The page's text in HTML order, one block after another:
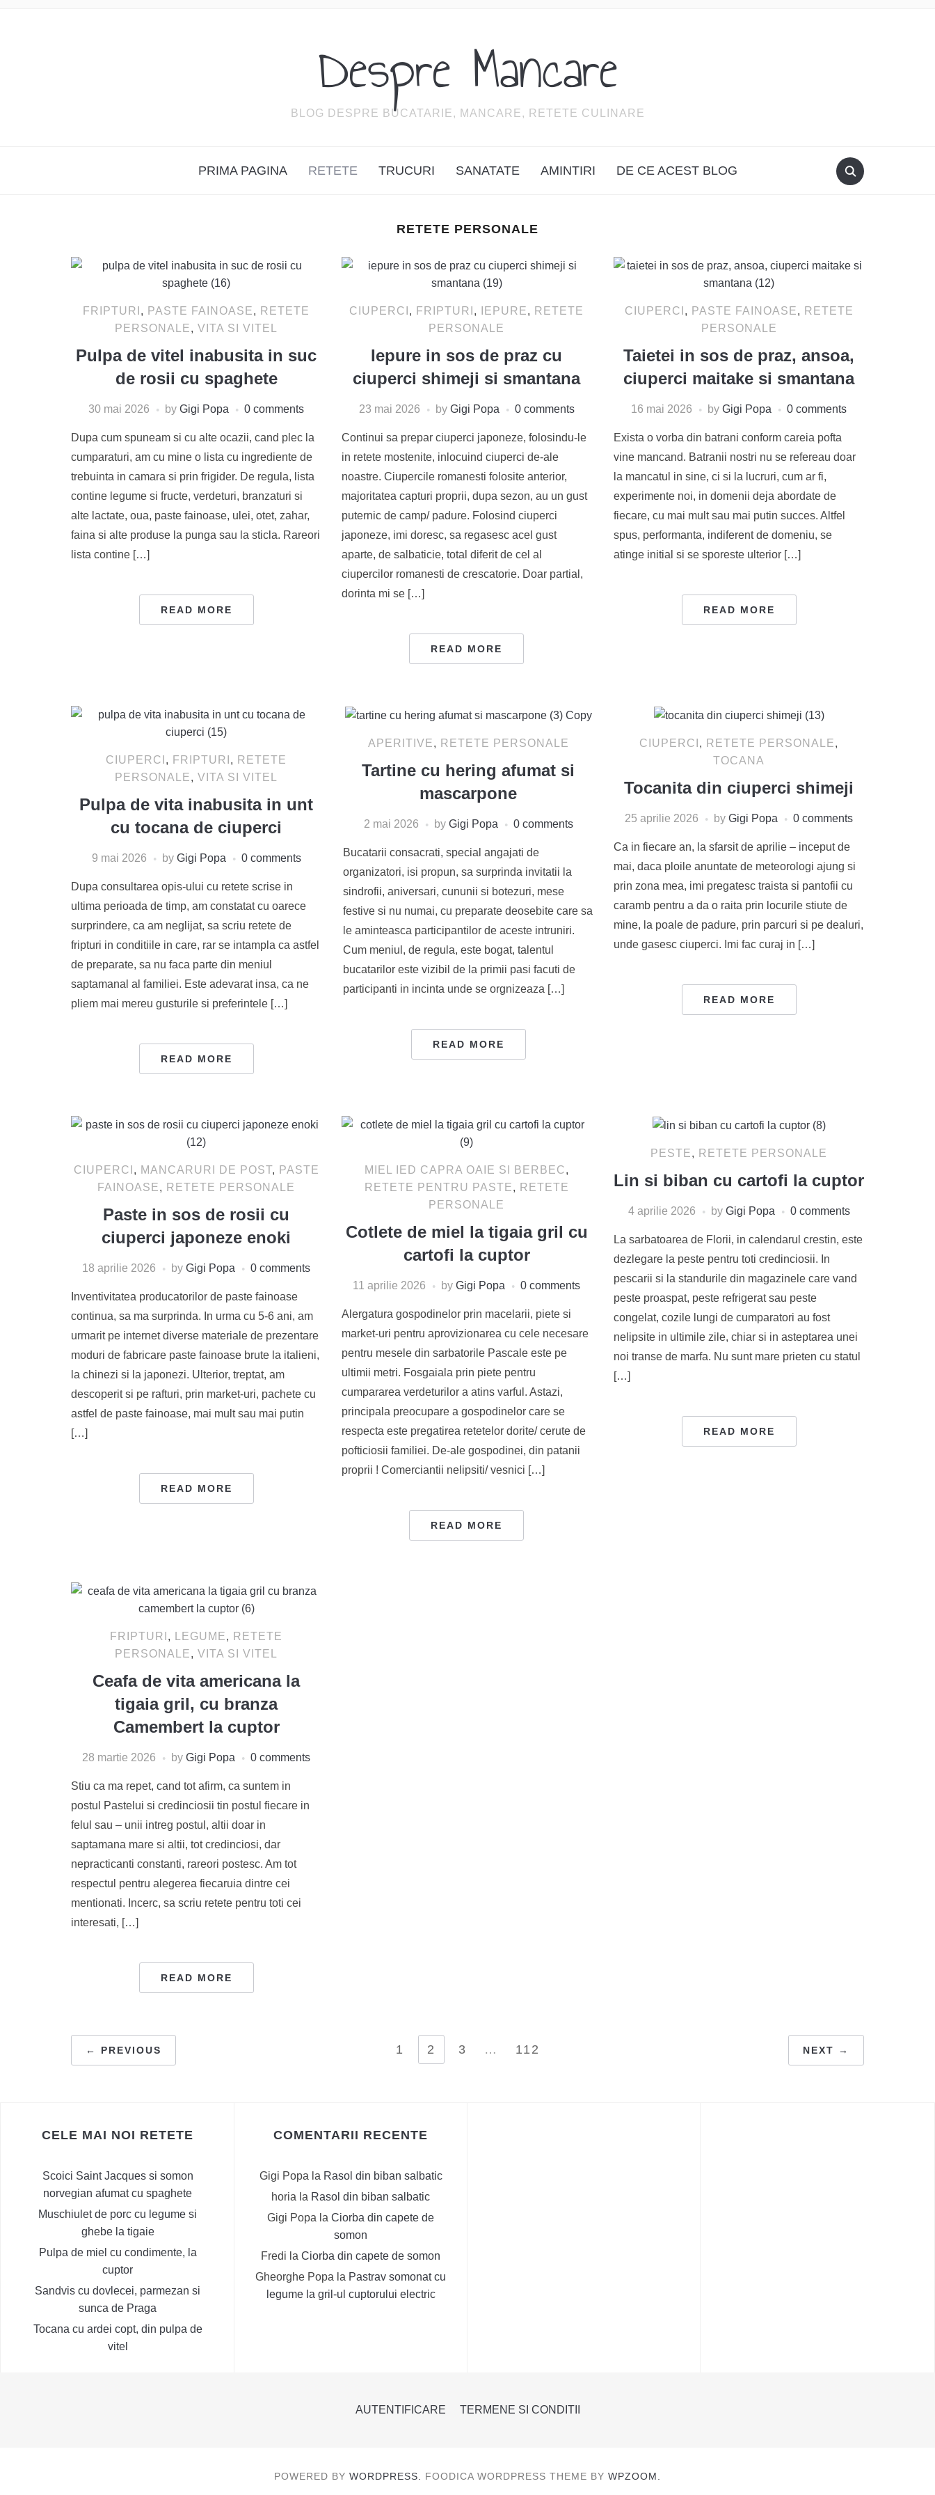
Despre Mancare
BLOG DESPRE BUCATARIE, MANCARE, RETETE CULINARE
PRIMA PAGINA RETETE TRUCURI SANATATE AMINTIRI DE CE ACEST BLOG
RETETE PERSONALE
FRIPTURI , PASTE FAINOASE, RETETE
PERSONALE, VITA SI VITEL
Pulpa de vitel inabusita in suc
de rosii cu spaghete
30 mai 2026 by Gigi Popa 0 comments
Dupa cum spuneam si cu alte ocazii, cand plec la
cumparaturi, am cu mine o lista cu ingrediente de
trebuinta in camara si prin frigider. De regula, lista
contine legume si fructe, verdeturi, branzaturi si
alte lactate, oua, paste fainoase, ulei, otet, zahar,
faina si alte produse la punga sau la sticla. Rareori
lista contine […]
READ MORE
CIUPERCI , FRIPTURI , IEPURE, RETETE
PERSONALE
Iepure in sos de praz cu
ciuperci shimeji si smantana
23 mai 2026 by Gigi Popa 0 comments
Continui sa prepar ciuperci japoneze, folosindu-le
in retete mostenite, inlocuind ciuperci de-ale
noastre. Ciupercile romanesti folosite anterior,
majoritatea capturi proprii, dupa sezon, au un gust
puternic de camp/ padure. Folosind ciuperci
japoneze, imi doresc, sa regasesc acel gust
aparte, de salbaticie, total diferit de cel al
ciupercilor romanesti de crescatorie. Doar partial,
dorinta mi se […]
READ MORE
CIUPERCI , PASTE FAINOASE, RETETE
PERSONALE
Taietei in sos de praz, ansoa,
ciuperci maitake si smantana
16 mai 2026 by Gigi Popa 0 comments
Exista o vorba din batrani conform careia pofta
vine mancand. Batranii nostri nu se refereau doar
la mancatul in sine, ci si la lucruri, cum ar fi,
experimente noi, in domenii deja abordate de
fiecare, cu mai mult sau mai putin succes. Altfel
spus, performanta, indiferent de domeniu, se
atinge initial si se sporeste ulterior […]
READ MORE
CIUPERCI , FRIPTURI , RETETE
PERSONALE, VITA SI VITEL
Pulpa de vita inabusita in unt
cu tocana de ciuperci
9 mai 2026 by Gigi Popa 0 comments
Dupa consultarea opis-ului cu retete scrise in
ultima perioada de timp, am constatat cu oarece
surprindere, ca am neglijat, sa scriu retete de
fripturi in conditiile in care, rar se intampla ca astfel
de preparate, sa nu faca parte din meniul
saptamanal al familiei. Este adevarat insa, ca ne
pliem mai mereu gusturile si preferintele […]
READ MORE
APERITIVE, RETETE PERSONALE
Tartine cu hering afumat si
mascarpone
2 mai 2026 by Gigi Popa 0 comments
Bucatarii consacrati, special angajati de
organizatori, isi propun, sa surprinda invitatii la
sindrofii, aniversari, cununii si botezuri, mese
festive si nu numai, cu preparate deosebite care sa
le aminteasca participantilor de aceste intruniri.
Cum meniul, de regula, este bogat, talentul
bucatarilor este vizibil de la primii pasi facuti de
participanti in incinta unde se orgnizeaza […]
READ MORE
CIUPERCI , RETETE PERSONALE,
TOCANA
Tocanita din ciuperci shimeji
25 aprilie 2026 by Gigi Popa 0 comments
Ca in fiecare an, la sfarsit de aprilie – inceput de
mai, daca ploile anuntate de meteorologi ajung si
prin zona mea, imi pregatesc traista si pantofii cu
caramb pentru a da o raita prin locurile stiute de
mine, la poale de padure, prin parcuri si pe dealuri,
unde gasesc ciuperci. Imi fac curaj in […]
READ MORE
CIUPERCI , MANCARURI DE POST, PASTE
FAINOASE, RETETE PERSONALE
Paste in sos de rosii cu
ciuperci japoneze enoki
18 aprilie 2026 by Gigi Popa 0 comments
Inventivitatea producatorilor de paste fainoase
continua, sa ma surprinda. In urma cu 5-6 ani, am
urmarit pe internet diverse materiale de prezentare
moduri de fabricare paste fainoase brute la italieni,
la chinezi si la japonezi. Ulterior, treptat, am
descoperit si pe rafturi, prin market-uri, pachete cu
astfel de paste fainoase, mai mult sau mai putin
[…]
READ MORE
MIEL IED CAPRA OAIE SI BERBEC,
RETETE PENTRU PASTE, RETETE
PERSONALE
Cotlete de miel la tigaia gril cu
cartofi la cuptor
11 aprilie 2026 byGigi Popa 0 comments
Alergatura gospodinelor prin macelarii, piete si
market-uri pentru aprovizionarea cu cele necesare
pentru mesele din sarbatorile Pascale este pe
ultimii metri. Fosgaiala prin piete pentru
cumpararea verdeturilor a atins varful. Astazi,
principala preocupare a gospodinelor care se
respecta este pregatirea retetelor dorite/ cerute de
pofticiosii familiei. De-ale gospodinei, din patanii
proprii ! Comerciantii nelipsiti/ vesnici […]
READ MORE
PESTE, RETETE PERSONALE
Lin si biban cu cartofi la cuptor
4 aprilie 2026 by Gigi Popa 0 comments
La sarbatoarea de Florii, in calendarul crestin, este
dezlegare la peste pentru toti credinciosii. In
pescarii si la standurile din magazinele care vand
peste proaspat, peste refrigerat sau peste
congelat, cozile lungi de cumparatori au fost
nelipsite in ultimile zile, chiar si in asteptarea unei
noi transe de marfa. Nu sunt mare prieten cu statul
[…]
READ MORE
FRIPTURI , LEGUME, RETETE
PERSONALE, VITA SI VITEL
Ceafa de vita americana la
tigaia gril, cu branza
Camembert la cuptor
28 martie 2026 by Gigi Popa 0 comments
Stiu ca ma repet, cand tot afirm, ca suntem in
postul Pastelui si credinciosii tin postul fiecare in
felul sau – unii intreg postul, altii doar in
saptamana mare si altii, tot credinciosi, dar
nepracticanti constanti, rareori postesc. Am tot
respectul pentru alegerea fiecaruia dintre cei
mentionati. Incerc, sa scriu retete pentru toti cei
interesati, […]
READ MORE
PAGINAȚIE
ARTICOLE
← PREVIOUS 1 2 3 … 112 NEXT →
CELE MAI NOI RETETE
Scoici Saint Jacques si somon
norvegian afumat cu spaghete
Muschiulet de porc cu legume si
ghebe la tigaie
Pulpa de miel cu condimente, la
cuptor
Sandvis cu dovlecei, parmezan si
sunca de Praga
Tocana cu ardei copt, din pulpa de
vitel
COMENTARII RECENTE
Gigi Popa la Rasol din biban salbatic
horia la Rasol din biban salbatic
Gigi Popa la Ciorba din capete de
somon
Fredi la Ciorba din capete de somon
Gheorghe Popa la Pastrav somonat cu
legume la gril-ul cuptorului electric
AUTENTIFICARE TERMENE SI CONDITII
POWERED BY WORDPRESS. FOODICA WORDPRESS THEME BY WPZOOM.